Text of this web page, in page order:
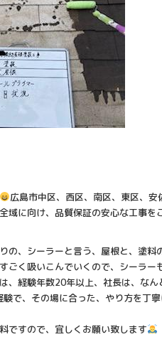
広島市中区、西区、南区、東区、
域に向け、品質保証の安心な工事を
の、シーラーと言う、屋根と、塗
ごく吸いこんでいくので、シーラー
、経験年数20年以上、社長は、なん
で、その場に合った、やり方を丁
ですので、宜しくお願い致します